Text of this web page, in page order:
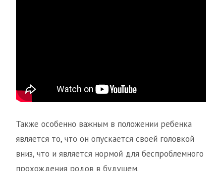
Также особенно важным в положении ребенка
является то, что он опускается своей головкой
вниз, что и является нормой для беспроблемного
прохождения родов в будущем.